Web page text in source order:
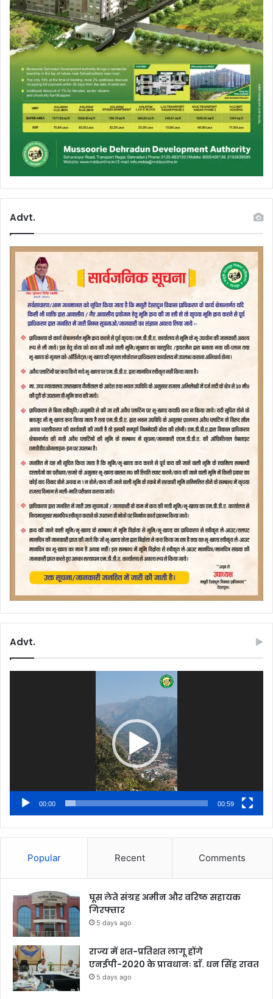
Advt.
Advt.
00:00 00:59
Popular Recent Comments
घूस लेते संग्रह अमीन और वरिष्ठ सहायक
गिरफ्तार
5 days ago
राज्य में शत-प्रतिशत लागू होंगे
एनईपी-2020 के प्रावधानः डाॅ. धन सिंह रावत
5 days ago